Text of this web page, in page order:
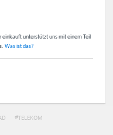
unterstützt uns mit einem Teil
Was ist das?
TELEKOM